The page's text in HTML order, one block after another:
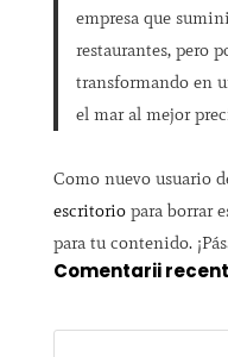
empresa que
restaurantes, pero
transformando en
el mar al mejor
Como nuevo usuario
escritoriopara borrar
para tu contenido.
Comentarii